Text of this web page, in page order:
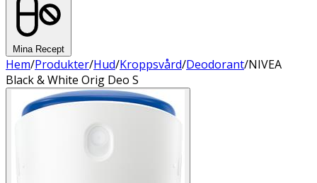
Mina Recept
Hem/Produkter/Hud/Kroppsvård/Deodorant/NIVEA
Black & White Orig Deo S